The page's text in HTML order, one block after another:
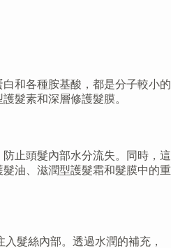
和各種胺基酸，都是分子較小的
髮素和深層修護髮膜。
止頭髮內部水分流失。同時，這
油、滋潤型護髮霜和髮膜中的重
髮絲內部。透過水潤的補充，